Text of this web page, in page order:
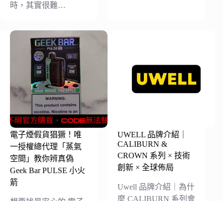
時，其實很難…
電子煙假貨猖獗！唯
一授權總代理「蒸氣
空間」教你辨真偽
Geek Bar PULSE 小火
箭
UWELL 品牌介紹｜
CALIBURN &
CROWN 系列 × 技術
創新 × 全球佈局
Uwell 品牌介紹｜為什
麼 CALIBURN 系列會